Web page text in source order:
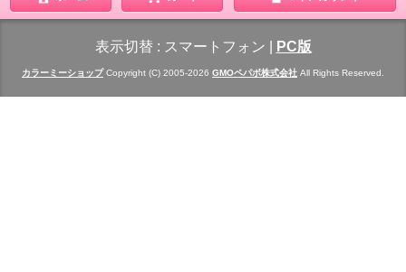
表示切替 : スマートフォン PC版
カラーミーショップCopyright (C) 2005-2026 GMOペパボ株式会社 All Rights Reserved.